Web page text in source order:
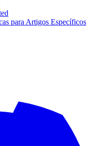
para Artigos Específicos